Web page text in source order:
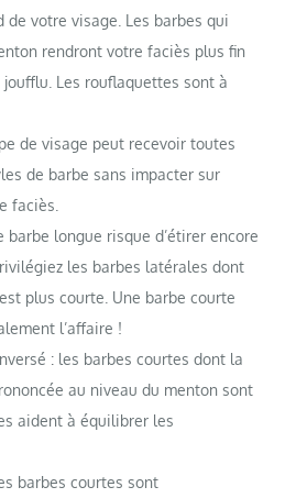
de votre visage. Les barbes qui
rendront votre faciès plus fin
Les rouflaquettes sont à
de visage peut recevoir toutes
de barbe sans impacter sur
faciès.
barbe longue risque d’étirer encore
les barbes latérales dont
plus courte. Une barbe courte
l’affaire !
: les barbes courtes dont la
au niveau du menton sont
aident à équilibrer les
barbes courtes sont